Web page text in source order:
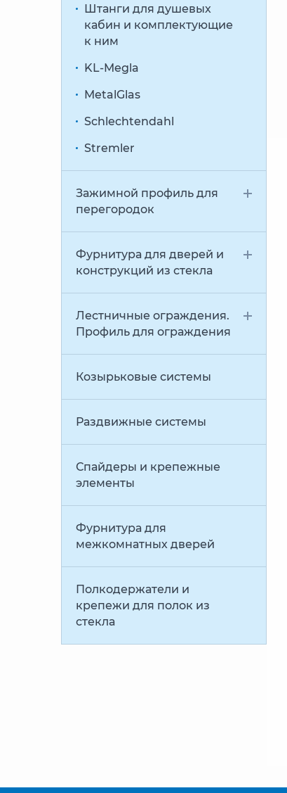
Штанги для душевых
кабин и комплектующие
к ним
KL-Megla
MetalGlas
Schlechtendahl
Stremler
Зажимной профиль для
перегородок
Фурнитура для дверей и
конструкций из стекла
Лестничные ограждения.
Профиль для ограждения
Козырьковые системы
Раздвижные системы
Спайдеры и крепежные
элементы
Фурнитура для
межкомнатных дверей
Полкодержатели и
крепежи для полок из
стекла